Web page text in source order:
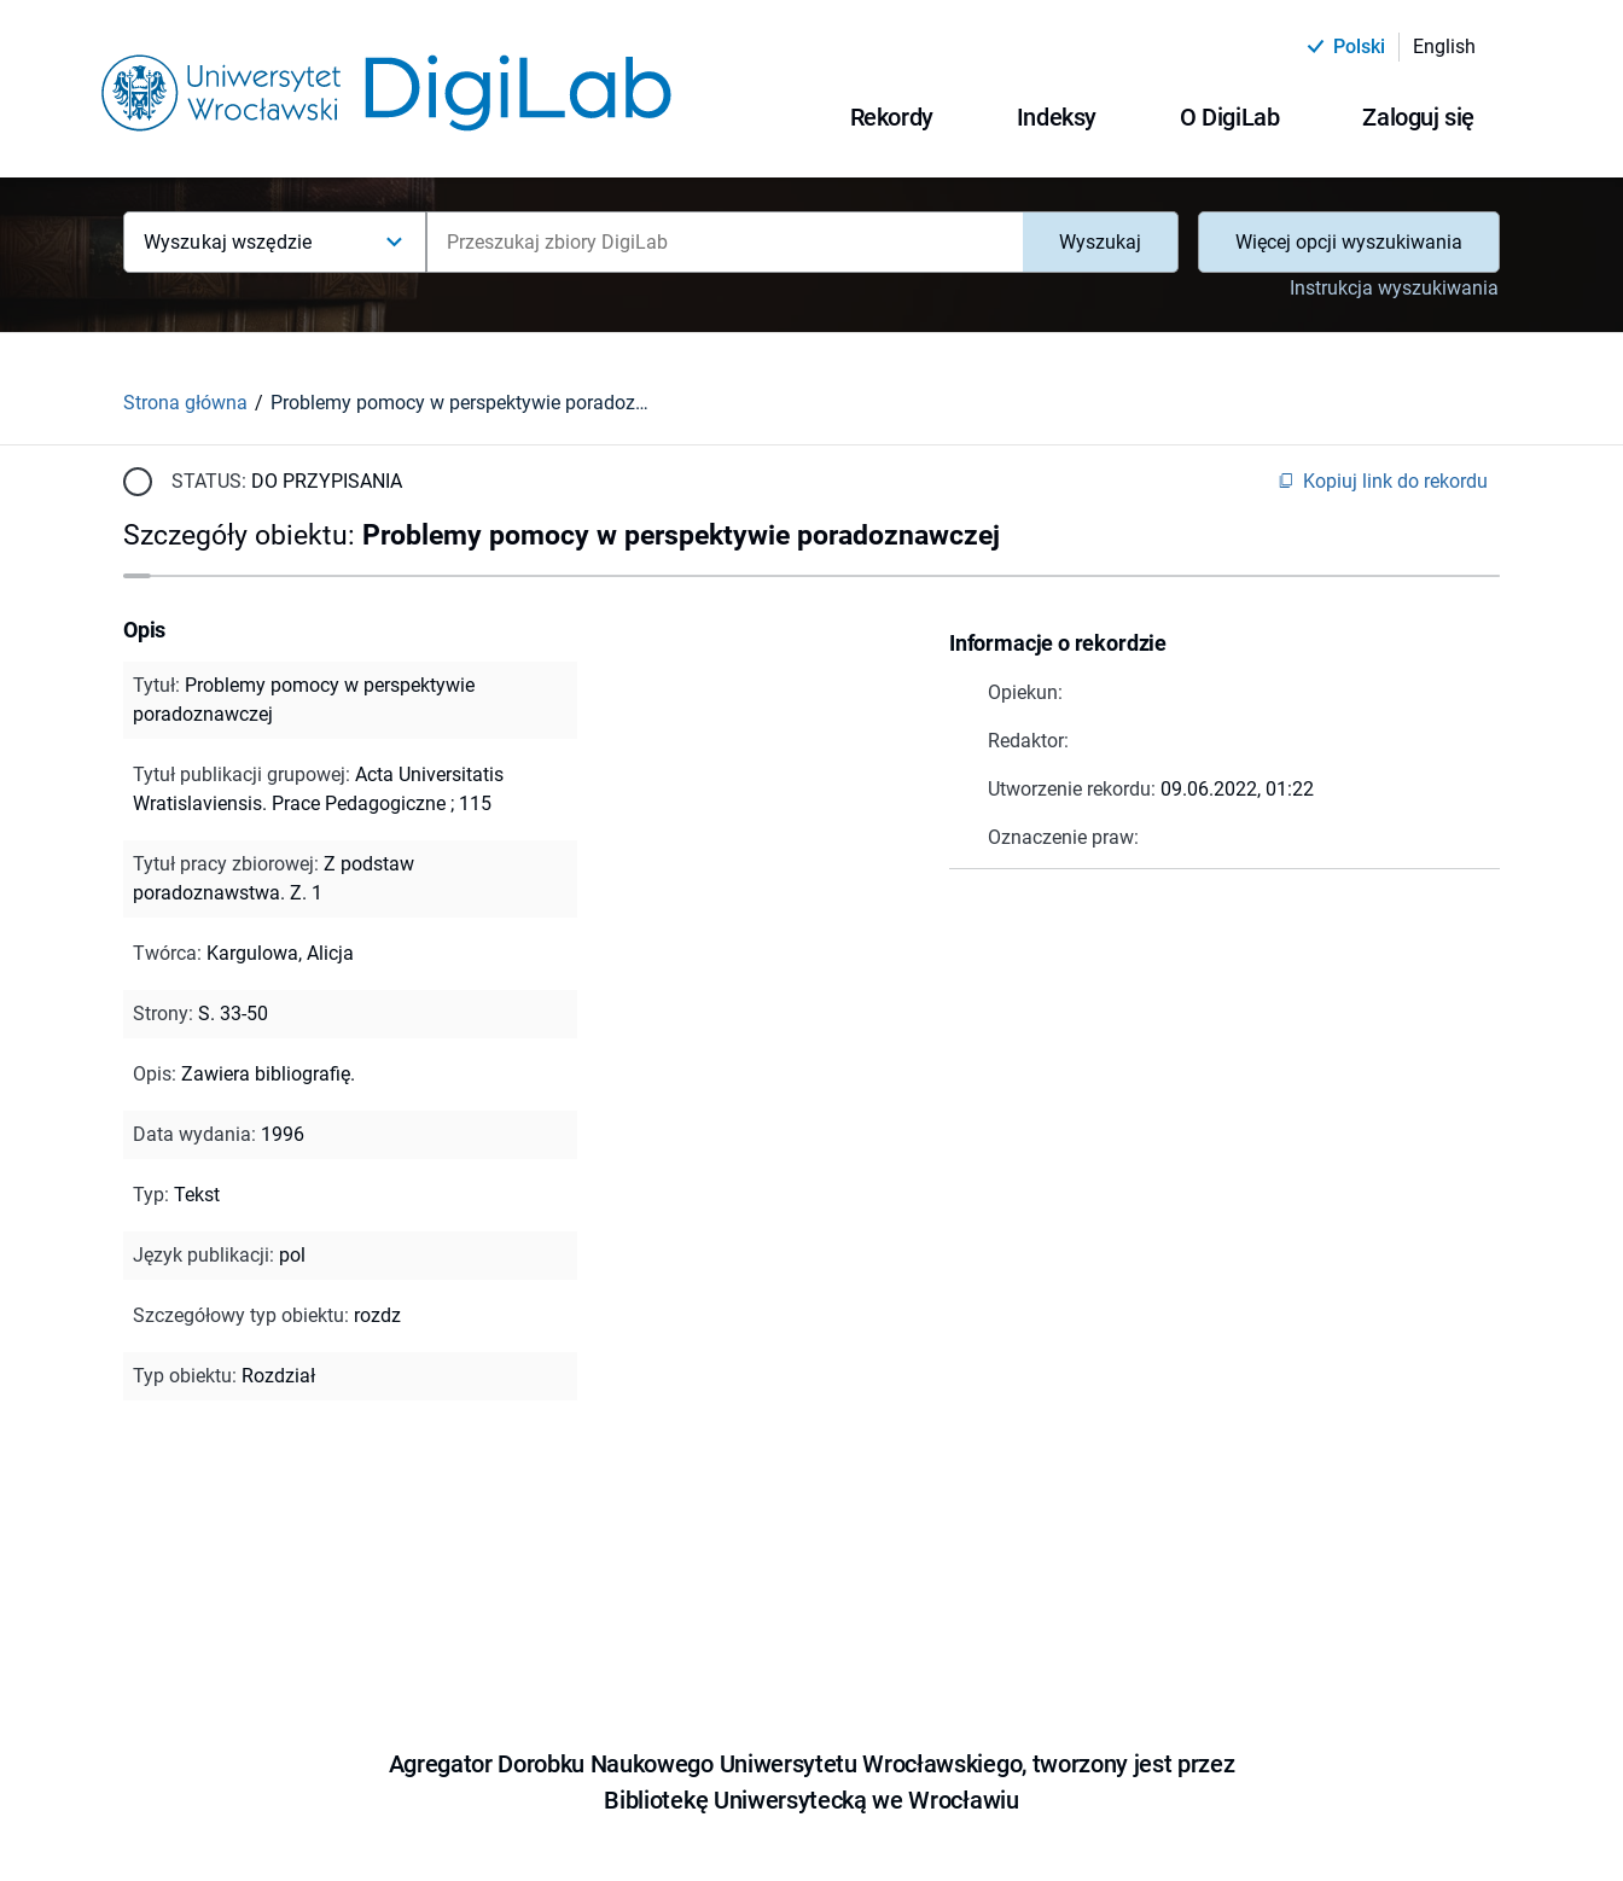
Polski English
Rekordy Indeksy O DigiLab Zaloguj się
Wyszukaj wszędzie Wyszukaj
Więcej opcji wyszukiwania
Instrukcja wyszukiwania
Strona główna Problemy pomocy w perspektywie poradoznawczej
STATUS: DO PRZYPISANIA Kopiuj link do rekordu
Szczegóły obiektu: Problemy pomocy w perspektywie poradoznawczej
Informacje o rekordzie
Opiekun:
Redaktor:
Utworzenie rekordu: 09.06.2022, 01:22
Oznaczenie praw:
Opis
Tytuł: Problemy pomocy w perspektywie
poradoznawczej
Tytuł publikacji grupowej: Acta Universitatis
Wratislaviensis. Prace Pedagogiczne ; 115
Tytuł pracy zbiorowej: Z podstaw
poradoznawstwa. Z. 1
Twórca: Kargulowa, Alicja
Strony: S. 33-50
Opis: Zawiera bibliografię.
Data wydania: 1996
Typ: Tekst
Język publikacji: pol
Szczegółowy typ obiektu: rozdz
Typ obiektu: Rozdział
Agregator Dorobku Naukowego Uniwersytetu Wrocławskiego, tworzony jest przez
Bibliotekę Uniwersytecką we Wrocławiu